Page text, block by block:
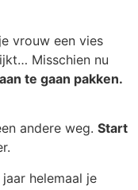
vrouw een vies
Misschien nu
te gaan pakken.
andere weg. Start
helemaal je